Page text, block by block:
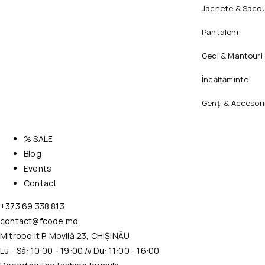
Jachete &
Pantaloni
Geci & Mantouri
Încălțăminte
Genți &
% SALE
Blog
Events
Contact
+373 69 338 813
contact@fcode.md
Mitropolit P. Movilă 23, CHIȘINĂU
Lu - Sâ: 10:00 - 19:00 /// Du: 11:00 - 16:00